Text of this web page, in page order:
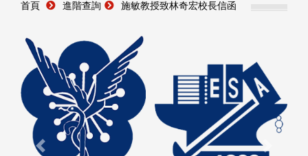
藏品清單全覽
資料調閱申請
管理者登入
首頁 進階查詢 施敏教授致林奇宏校長信函
Previous Next